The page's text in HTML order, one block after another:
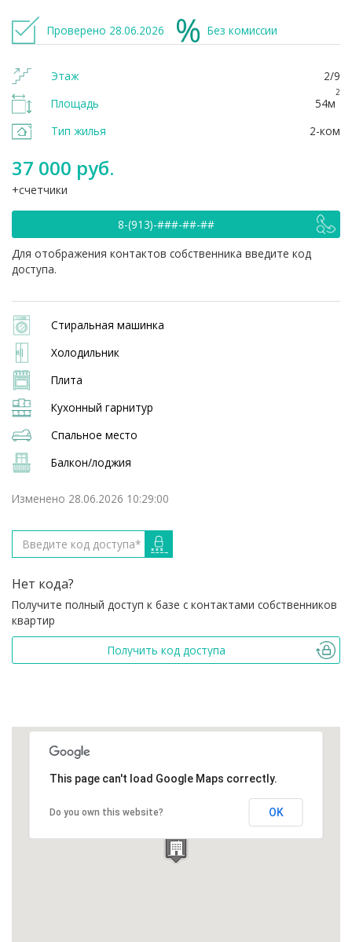
Проверено 28.06.2026 Без комиссии
Этаж
2/9
Площадь
54м
2
Тип жилья 2-ком
37 000 руб.
счетчики
8-(913)-###-##-##
Для отображения контактов собственника введите код
доступа.
Стиральная машинка
Холодильник
Плита
Кухонный гарнитур
Спальное место
Балкон/лоджия
Изменено 28.06.2026 10:29:00
Нет кода?
Получите полный доступ к базе с контактами собственников
квартир
Получить код доступа
This page can't load Google Maps correctly.
Do you own this website? OK